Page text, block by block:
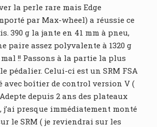
la perle rare mais Edge
par Max-wheel) a réussie ce
390 g la jante en 41 mm à pneu,
paire assez polyvalente à 1320 g
!! Passons à la partie la plus
pédalier. Celui-ci est un SRM FSA
avec boîtier de control version V (
depuis 2 ans des plateaux
j’ai presque immédiatement monté
le SRM ( je reviendrai sur les